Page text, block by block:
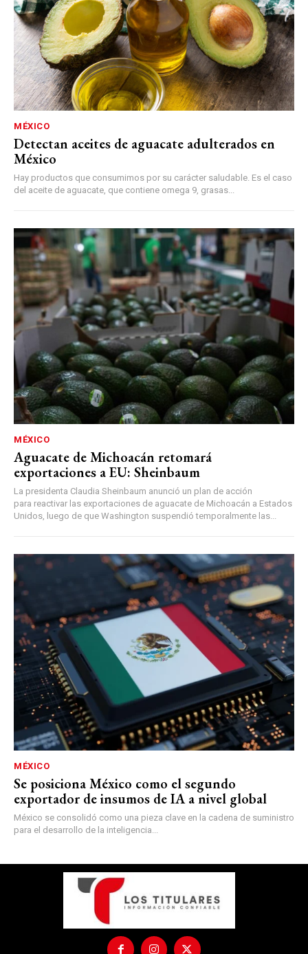
MÉXICO
Detectan aceites de aguacate adulterados en
México
Hay productos que consumimos por su carácter saludable. Es el caso
del aceite de aguacate, que contiene omega 9, grasas...
MÉXICO
Aguacate de Michoacán retomará
exportaciones a EU: Sheinbaum
La presidenta Claudia Sheinbaum anunció un plan de acción
para reactivar las exportaciones de aguacate de Michoacán a Estados
Unidos, luego de que Washington suspendió temporalmente las...
MÉXICO
Se posiciona México como el segundo
exportador de insumos de IA a nivel global
México se consolidó como una pieza clave en la cadena de suministro
para el desarrollo de la inteligencia...